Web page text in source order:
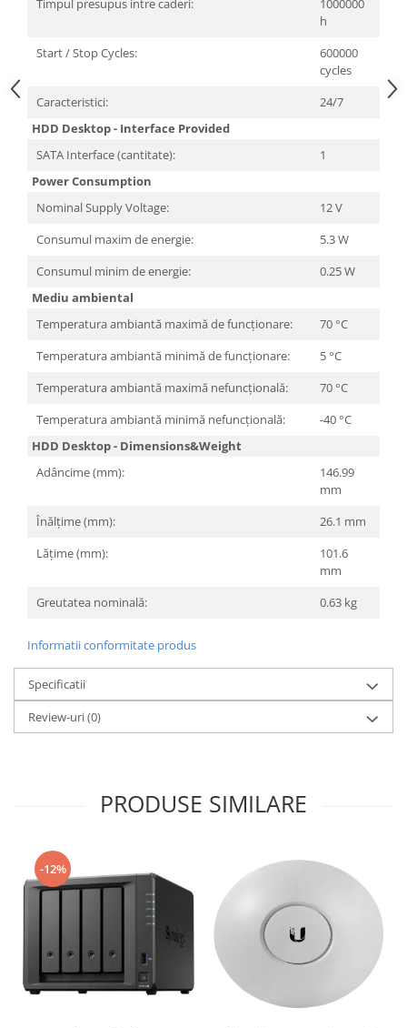
Televizoare & accesorii
Multiboard & Accessorii
Multimedia
Cloud si Aplicatii SaaS
Timpul presupus intre caderi:
1000000
h
Start / Stop Cycles:
600000
cycles
Caracteristici:
24/7
HDD Desktop - Interface Provided
SATA Interface (cantitate):
1
Power Consumption
Nominal Supply Voltage:
12 V
Consumul maxim de energie:
5.3 W
Consumul minim de energie:
0.25 W
Mediu ambiental
Temperatura ambiantă maximă de funcționare:
70 °C
Temperatura ambiantă minimă de funcționare:
5 °C
Temperatura ambiantă maximă nefuncțională:
70 °C
Temperatura ambiantă minimă nefuncțională:
-40 °C
HDD Desktop - Dimensions&Weight
Adâncime (mm):
146.99
mm
Înălțime (mm):
26.1 mm
Lățime (mm):
101.6
mm
Greutatea nominală:
0.63 kg
Informatii conformitate produs
Specificatii
Review-uri(0)
PRODUSE SIMILARE
-12%